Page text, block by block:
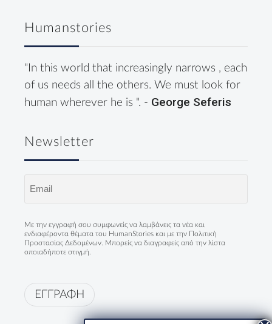
Humanstories
"In this world that increasingly narrows , each
of us needs all the others. We must look for
human wherever he is ". - George Seferis
Newsletter
Με την εγγραφή σου συμφωνείς να λαμβάνεις τα νέα και
ενδιαφέροντα θέματα του HumanStories και με την Πολιτική
Προστασίας Δεδομένων . Μπορείς να διαγραφείς από την λίστα
οποιαδήποτε στιγμή.
ΕΓΓΡΑΦΗ